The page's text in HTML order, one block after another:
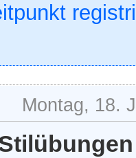
Montag, 18.